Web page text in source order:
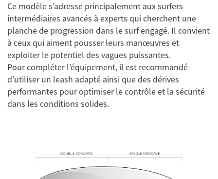
Ce modèle s’adresse principalement aux surfers
intermédiaires avancés à experts qui cherchent une
planche de progression dans le surf engagé. Il convient
à ceux qui aiment pousser leurs manœuvres et
exploiter le potentiel des vagues puissantes.
Pour compléter l’équipement, il est recommandé
d’utiliser un leash adapté ainsi que des dérives
performantes pour optimiser le contrôle et la sécurité